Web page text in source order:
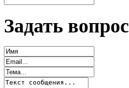
Задать вопрос